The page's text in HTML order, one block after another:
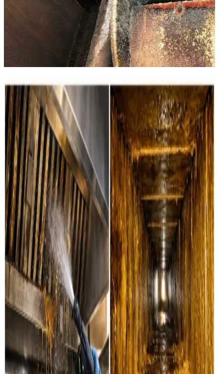
Ventilationsrens i Dianalund — for
alle typer anlæg
Boligventilation
Grundig rensning af ventilationskanaler, ventiler og
aggregater i private boliger i Dianalund. Vi servicerer alle
mærker.
Læs mere